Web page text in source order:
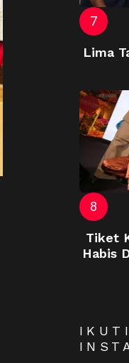
Lima
Tiket
Habis